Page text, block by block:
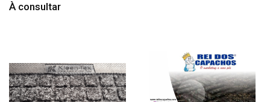
À consultar